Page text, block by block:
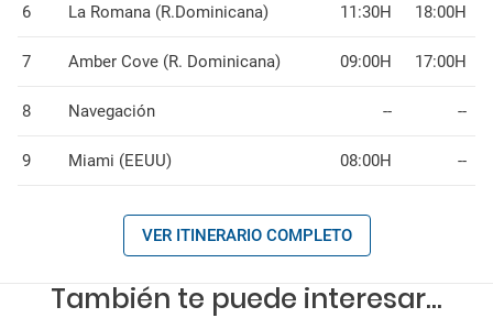
6 La Romana (R.Dominicana) 11:30H 18:00H
7 Amber Cove (R. Dominicana) 09:00H 17:00H
8 Navegación -- --
9 Miami (EEUU) 08:00H --
VER ITINERARIO COMPLETO
También te puede interesar...